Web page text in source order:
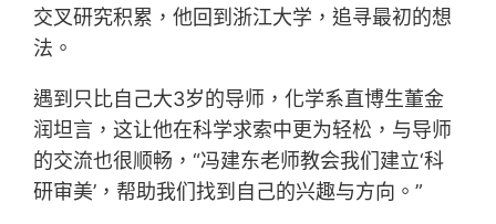
交叉研究积累，他回到浙江大学，追寻最初的想
法。
遇到只比自己大3岁的导师，化学系直博生董金
润坦言，这让他在科学求索中更为轻松，与导师
的交流也很顺畅，“冯建东老师教会我们建立‘科
研审美’，帮助我们找到自己的兴趣与方向。”